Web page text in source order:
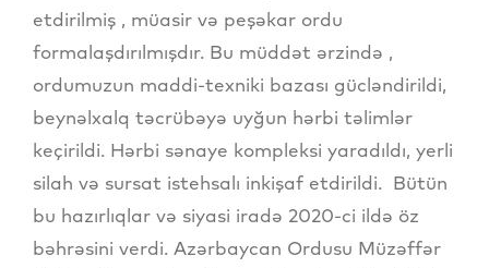
etdirilmiş , müasir və peşəkar ordu
formalaşdırılmışdır. Bu müddət ərzində ,
ordumuzun maddi-texniki bazası gücləndirildi,
beynəlxalq təcrübəyə uyğun hərbi təlimlər
keçirildi. Hərbi sənaye kompleksi yaradıldı, yerli
silah və sursat istehsalı inkişaf etdirildi. Bütün
bu hazırlıqlar və siyasi iradə 2020-ci ildə öz
bəhrəsini verdi. Azərbaycan Ordusu Müzəffər